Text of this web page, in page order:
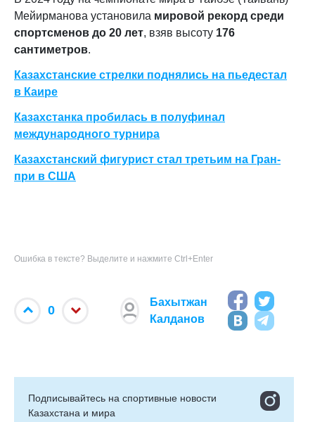
Мейирманова установила мировой рекорд среди
спортсменов до 20 лет, взяв высоту 176
сантиметров.
Казахстанские стрелки поднялись на пьедестал
в Каире
Казахстанка пробилась в полуфинал
международного турнира
Казахстанский фигурист стал третьим на Гран-
при в США
Ошибка в тексте? Выделите и нажмите Ctrl+Enter
0
Бахытжан
Калданов
Подписывайтесь на cпортивные новости
Казахстана и мира